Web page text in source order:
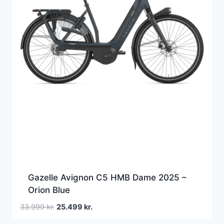
Gazelle Avignon C5 HMB Dame 2025 –
Orion Blue
33.999kr. Den
25.499 kr.Den